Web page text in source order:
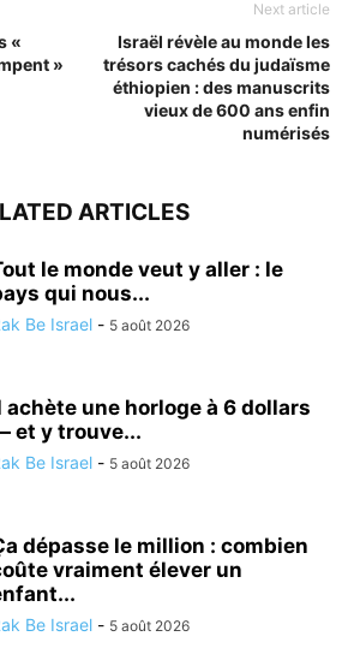
«
»
Next article
Israël révèle au monde les
trésors cachés du judaïsme
éthiopien : des manuscrits
vieux de 600 ans enfin
numérisés
ARTICLES
le monde veut y aller : le
qui nous...
Be Israel - 5 août 2026
achète une horloge à 6 dollars
et y trouve...
Be Israel - 5 août 2026
dépasse le million : combien
vraiment élever un
Be Israel - 5 août 2026